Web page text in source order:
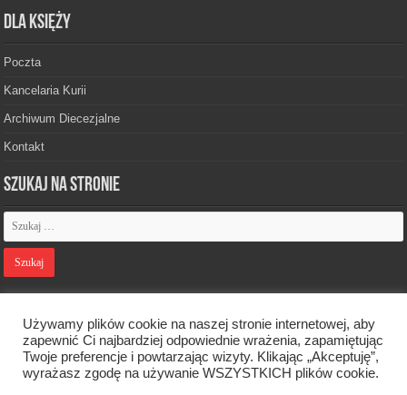
Dla księży
Poczta
Kancelaria Kurii
Archiwum Diecezjalne
Kontakt
Szukaj na stronie
Designed by Webdawid
Używamy plików cookie na naszej stronie internetowej, aby
zapewnić Ci najbardziej odpowiednie wrażenia, zapamiętując
Twoje preferencje i powtarzając wizyty. Klikając „Akceptuję”,
wyrażasz zgodę na używanie WSZYSTKICH plików cookie.